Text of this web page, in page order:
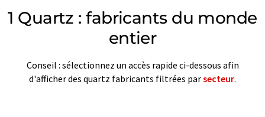
1 Quartz : fabricants du monde
entier
Conseil : sélectionnez un accès rapide ci-dessous afin
d'afficher des quartz fabricants filtrées parsecteur.